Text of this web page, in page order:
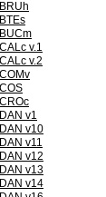
v.1
v.2
v1
v10
v11
v12
v13
v14